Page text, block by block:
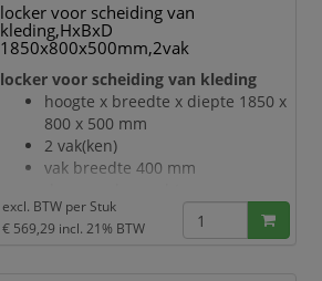
verdraaibare, dubbele
schuifhaken
Elk vak onder de hoedenplank is
opgedeeld door een
scheidingswand
openslaande deur met
etikettenlijst en ventilatiesleuven
inliggende deuren met
binnenliggende penscharnieren
Elke deur is standaard
locker voor scheiding van
kleding,HxBxD
1850x800x500mm,2vak
locker voor scheiding van kleding
hoogte x breedte x diepte 1850 x
800 x 500 mm
2 vak(ken)
vak breedte 400 mm
deuropeningshoek 110 °
per vak een vastgelaste
excl. BTW per Stuk
€ 569,29 incl. 21% BTW